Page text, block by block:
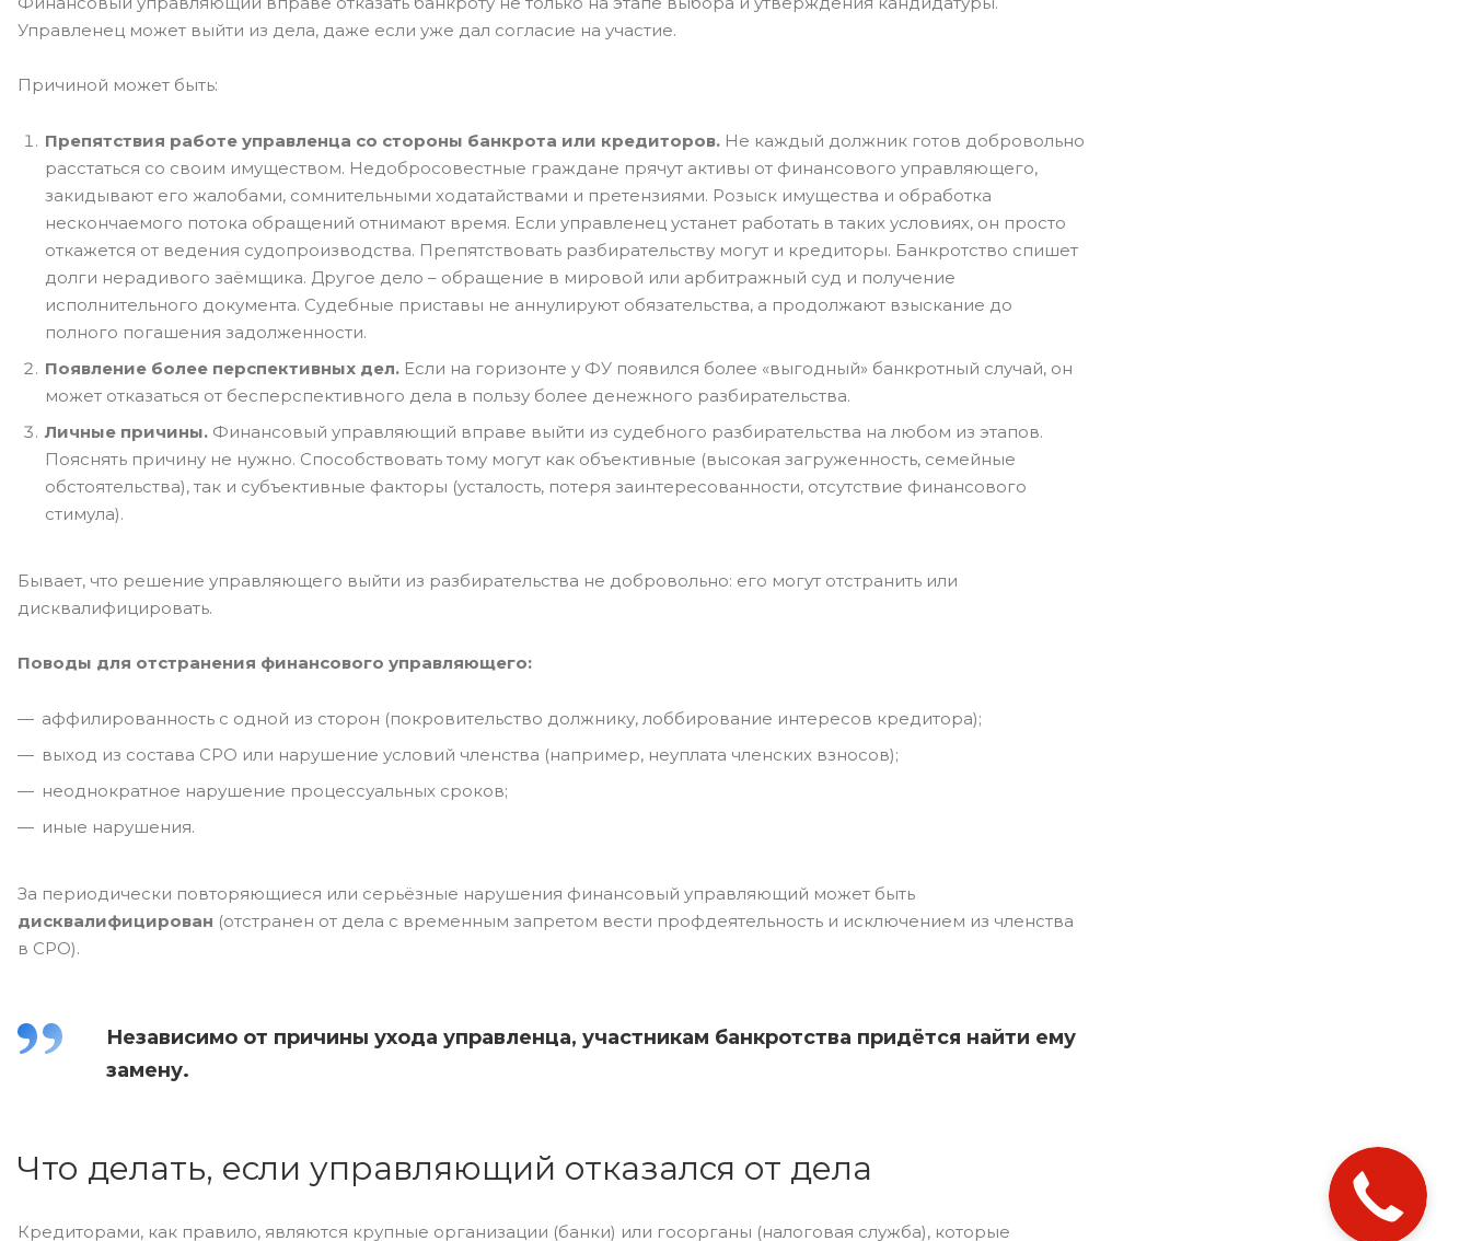
Управленец может выйти из дела, даже если уже дал согласие на участие.
Причиной может быть:
Препятствия работе управленца со стороны банкрота или кредиторов. Не каждый должник готов добровольно
расстаться со своим имуществом. Недобросовестные граждане прячут активы от финансового управляющего,
закидывают его жалобами, сомнительными ходатайствами и претензиями. Розыск имущества и обработка
нескончаемого потока обращений отнимают время. Если управленец устанет работать в таких условиях, он просто
откажется от ведения судопроизводства. Препятствовать разбирательству могут и кредиторы. Банкротство спишет
долги нерадивого заёмщика. Другое дело – обращение в мировой или арбитражный суд и получение
исполнительного документа. Судебные приставы не аннулируют обязательства, а продолжают взыскание до
полного погашения задолженности.
Появление более перспективных дел. Если на горизонте у ФУ появился более «выгодный» банкротный случай, он
может отказаться от бесперспективного дела в пользу более денежного разбирательства.
Личные причины. Финансовый управляющий вправе выйти из судебного разбирательства на любом из этапов.
Пояснять причину не нужно. Способствовать тому могут как объективные (высокая загруженность, семейные
обстоятельства), так и субъективные факторы (усталость, потеря заинтересованности, отсутствие финансового
стимула).
Бывает, что решение управляющего выйти из разбирательства не добровольно: его могут отстранить или
дисквалифицировать.
Поводы для отстранения финансового управляющего:
аффилированность с одной из сторон (покровительство должнику, лоббирование интересов кредитора);
выход из состава СРО или нарушение условий членства (например, неуплата членских взносов);
неоднократное нарушение процессуальных сроков;
иные нарушения.
За периодически повторяющиеся или серьёзные нарушения финансовый управляющий может быть
дисквалифицирован (отстранен от дела с временным запретом вести профдеятельность и исключением из членства
в СРО).
Независимо от причины ухода управленца, участникам банкротства придётся найти ему
замену.
Что делать, если управляющий отказался от дела
Кредиторами, как правило, являются крупные организации (банки) или госорганы (налоговая служба), которые